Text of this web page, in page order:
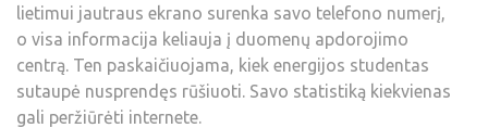
lietimui jautraus ekrano surenka savo telefono numerį,
o visa informacija keliauja į duomenų apdorojimo
centrą. Ten paskaičiuojama, kiek energijos studentas
sutaupė nusprendęs rūšiuoti. Savo statistiką kiekvienas
gali peržiūrėti internete.